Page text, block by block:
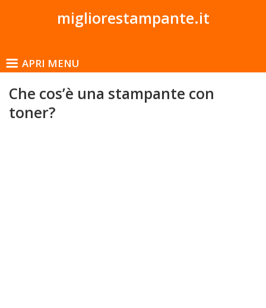
Che cos’è una stampante con
toner?
APRI MENU
migliorestampante.it